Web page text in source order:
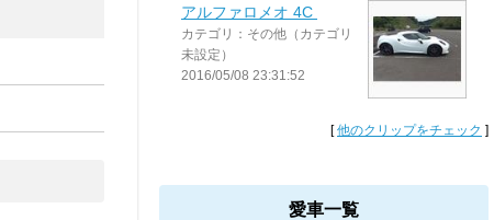
アルファロメオ 4C
カテゴリ：その他（カテゴリ
未設定）
2016/05/08 23:31:52
[他のクリップをチェック ]
愛車一覧